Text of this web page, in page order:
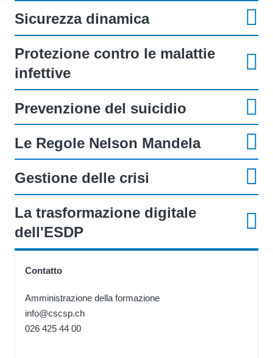
Sicurezza dinamica
Protezione contro le malattie
infettive
Prevenzione del suicidio
Le Regole Nelson Mandela
Gestione delle crisi
La trasformazione digitale
dell'ESDP
Contatto
Amministrazione della formazione
info@cscsp.ch
026 425 44 00